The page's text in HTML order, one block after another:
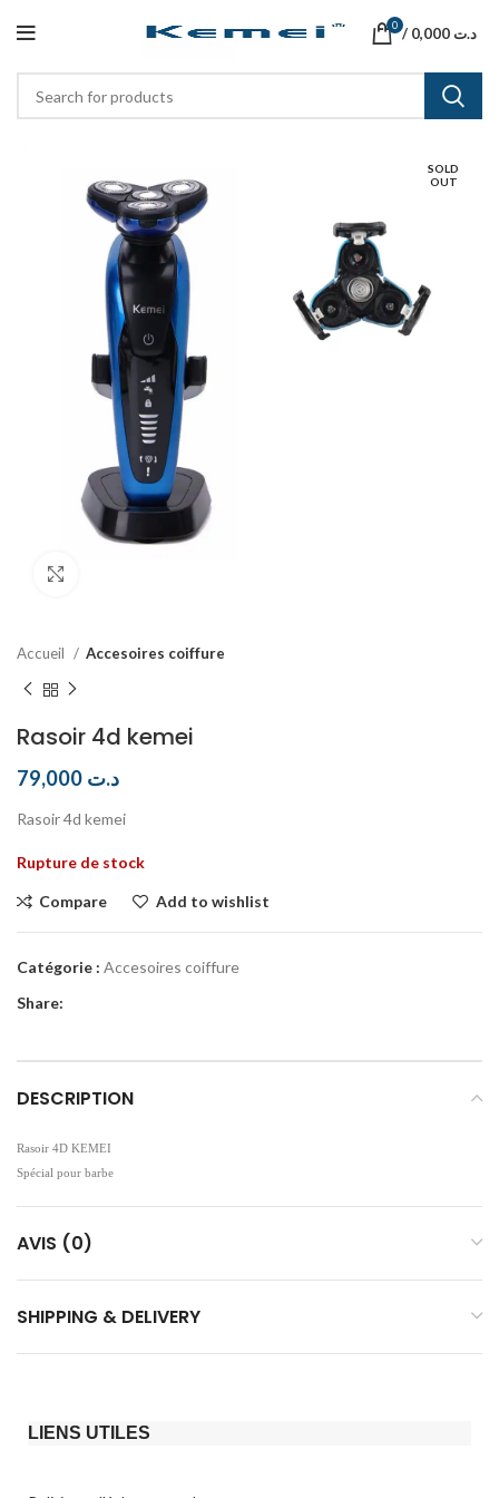
0 / د.ت
SOLD
OUT
Accueil Accesoires coiffure
Rasoir 4d kemei
د.ت
Rasoir 4d kemei
Rupture de stock
Compare Add to wishlist
Catégorie : Accesoires coiffure
Share:
DESCRIPTION
Rasoir 4D KEMEI
Spécial pour barbe
AVIS (0)
SHIPPING & DELIVERY
LIENS UTILES